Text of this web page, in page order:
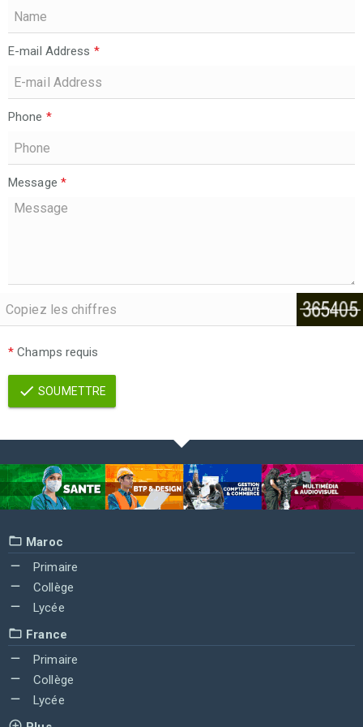
E-mail Address *
Phone *
Message *
* Champs requis
SOUMETTRE
Maroc
Primaire
Collège
Lycée
France
Primaire
Collège
Lycée